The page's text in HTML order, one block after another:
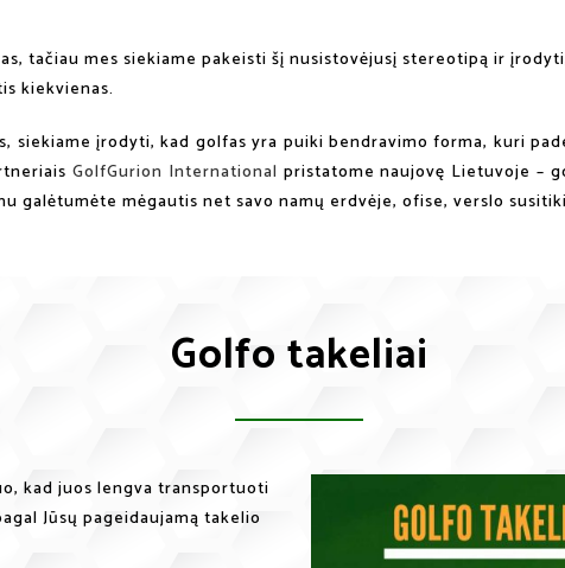
tačiau mes siekiame pakeisti šį nusistovėjusį stereotipą ir
kiekvienas.
siekiame įrodyti, kad golfas yra puiki bendravimo forma, kuri
GolfGurion International pristatome naujovę Lietuvoje –
galėtumėte mėgautis net savo namų erdvėje, ofise, verslo
Golfo takeliai
kad juos lengva transportuoti
Jūsų pageidaujamą takelio